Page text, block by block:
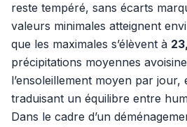
reste tempéré, sans écarts
valeurs minimales atteignent
que les maximales s’élèvent à
précipitations moyennes
l’ensoleillement moyen par jour,
traduisant un équilibre entre
Dans le cadre d’un